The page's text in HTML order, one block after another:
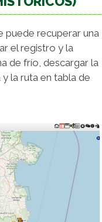
puede recuperar una
el registro y la
de frío, descargar la
la ruta en tabla de